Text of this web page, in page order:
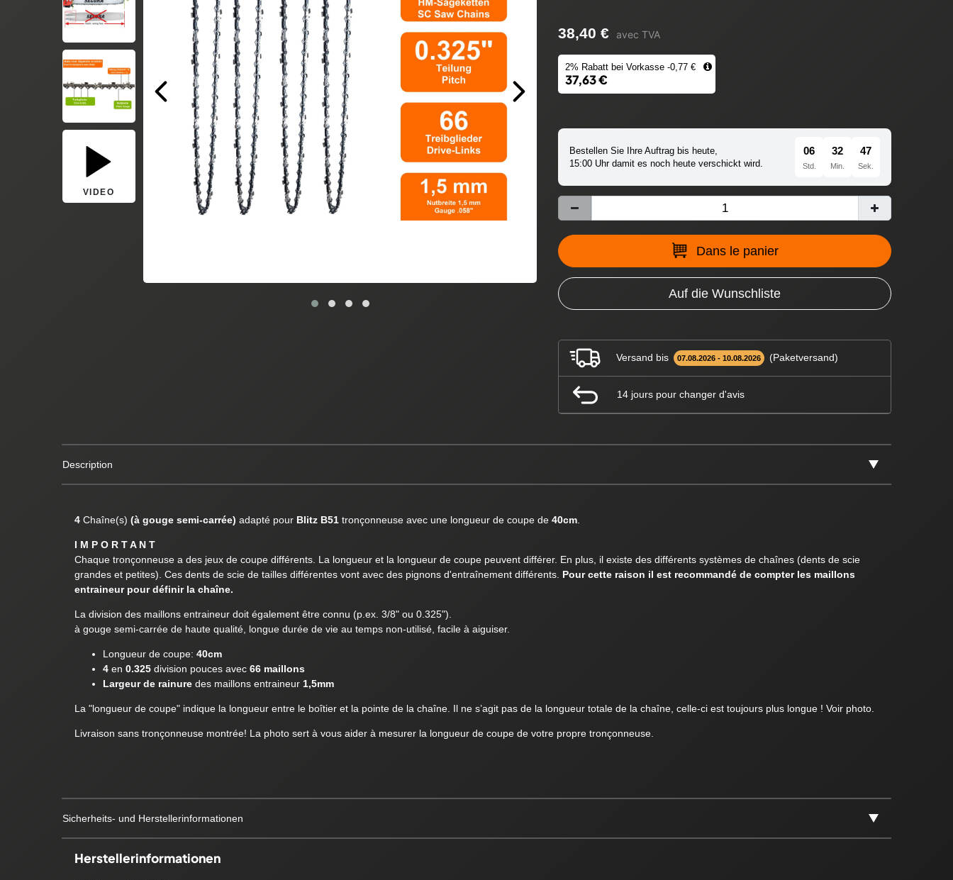
VIDEO
38,40 € avec TVA
2% Rabatt bei Vorkasse -0,77 €
37,63 €
Bestellen Sie Ihre Auftrag bis heute,
15:00 Uhr damit es noch heute verschickt wird.
06
Std.
32
Min.
46
Sek.
Dans le panier
Auf die Wunschliste
Versand bis 07.08.2026 - 10.08.2026 (Paketversand)
14 jours pour changer d'avis
Description
4Chaîne(s) (à gouge semi-carrée) adapté pour Blitz B51tronçonneuse avec une longueur de coupe de 40cm.
I M P O R T A N T
Chaque tronçonneuse a des jeux de coupe différents. La longueur et la longueur de coupe peuvent différer. En plus, il existe des différents systèmes de chaînes (dents de scie
grandes et petites). Ces dents de scie de tailles différentes vont avec des pignons d'entraînement différents. Pour cette raison il est recommandé de compter les maillons
entraineur pour définir la chaîne.
La division des maillons entraineur doit également être connu (p.ex. 3/8" ou 0.325").
à gouge semi-carrée de haute qualité, longue durée de vie au temps non-utilisé, facile à aiguiser.
Longueur de coupe: 40cm
4en 0.325division pouces avec 66 maillons
Largeur de rainuredes maillons entraineur 1,5mm
La "longueur de coupe" indique la longueur entre le boîtier et la pointe de la chaîne. Il ne s’agit pas de la longueur totale de la chaîne, celle-ci est toujours plus longue ! Voir photo.
Livraison sans tronçonneuse montrée! La photo sert à vous aider à mesurer la longueur de coupe de votre propre tronçonneuse.
Sicherheits- und Herstellerinformationen
Herstellerinformationen